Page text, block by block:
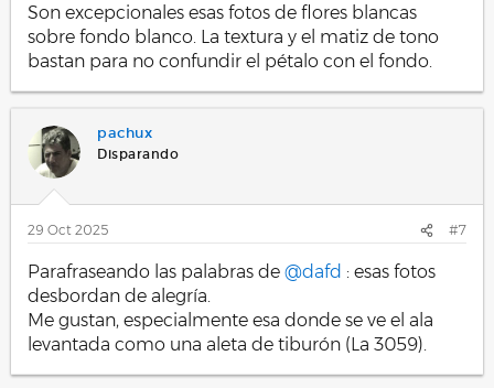
Son excepcionales esas fotos de flores blancas
sobre fondo blanco. La textura y el matiz de tono
bastan para no confundir el pétalo con el fondo.
pachux
Disparando
29 Oct 2025 #7
Parafraseando las palabras de @dafd : esas fotos
desbordan de alegría.
Me gustan, especialmente esa donde se ve el ala
levantada como una aleta de tiburón (La 3059).